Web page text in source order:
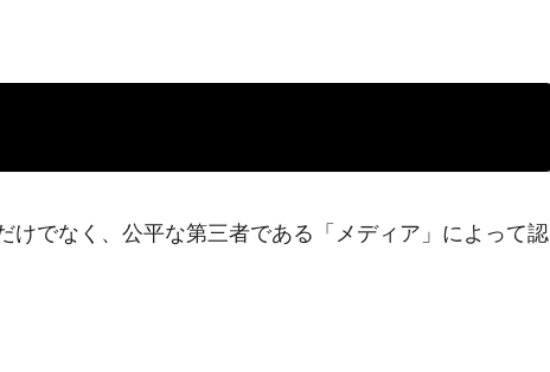
けでなく、公平な第三者である「メディア」によって認